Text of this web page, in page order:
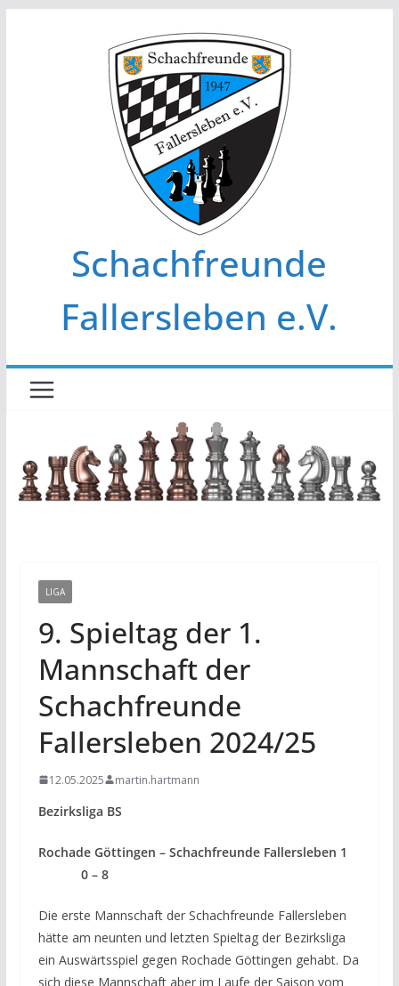
Schachfreunde
Fallersleben e.V.
LIGA
9. Spieltag der 1.
Mannschaft der
Schachfreunde
Fallersleben 2024/25
12.05.2025 martin.hartmann
Bezirksliga BS
Rochade Göttingen – Schachfreunde Fallersleben 1
0 – 8
Die erste Mannschaft der Schachfreunde Fallersleben
hätte am neunten und letzten Spieltag der Bezirksliga
ein Auswärtsspiel gegen Rochade Göttingen gehabt. Da
sich diese Mannschaft aber im Laufe der Saison vom